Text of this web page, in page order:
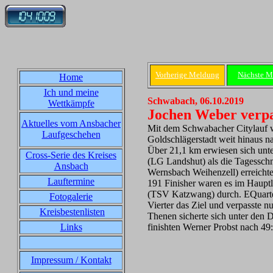
Home
Ich und meine
Wettkämpfe
Aktuelles vom Ansbacher
Laufgeschehen
Cross-Serie des Kreises
Ansbach
Lauftermine
Fotogalerie
Kreisbestenlisten
Links
Impressum / Kontakt
Vorherige Meldung Nächste
Schwabach, 06.10.2019
Jochen Weber
Mit dem Schwabacher Citylauf
Goldschlägerstadt weit hinaus
Über 21,1 km erwiesen sich
(LG Landshut) als die
Wernsbach Weihenzell)
191 Finisher waren es im
(TSV Katzwang) durch.
Vierter das Ziel und verpasste
Thenen sicherte sich unter den
finishten Werner Probst nach